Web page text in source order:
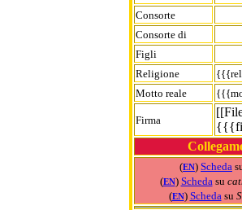
Consorte
Consorte di
Figli
Religione
Motto reale
Firma
(EN) Scheda
(EN) Scheda su
(EN) Scheda su